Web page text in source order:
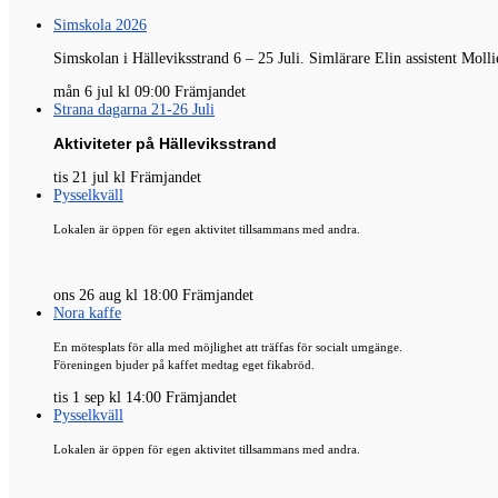
Simskola 2026
Simskolan i Hälleviksstrand 6 – 25 Juli. Simlärare Elin assistent
mån 6 jul kl 09:00 Främjandet
Strana dagarna 21-26 Juli
Aktiviteter på Hälleviksstrand
tis 21 jul kl Främjandet
Pysselkväll
Lokalen är öppen för egen aktivitet tillsammans med andra.
ons 26 aug kl 18:00 Främjandet
Nora kaffe
En mötesplats för alla med möjlighet att träffas för socialt umgänge.
Föreningen bjuder på kaffet medtag eget fikabröd.
tis 1 sep kl 14:00 Främjandet
Pysselkväll
Lokalen är öppen för egen aktivitet tillsammans med andra.